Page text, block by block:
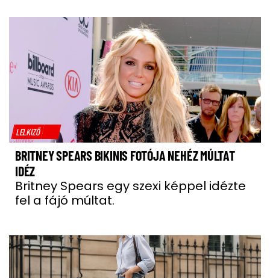
LELKIZŐ
BRITNEY SPEARS BIKINIS FOTÓJA NEHÉZ MÚLTAT
IDÉZ
Britney Spears egy szexi képpel idézte
fel a fájó múltat.